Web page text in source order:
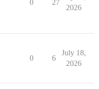
0 27
2026
0 6
July 18,
2026